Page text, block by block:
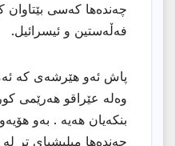
چەندەها کەسی بێتاوان
فەڵەستین و ئیسرائیل.
پاش ئەو هێرشەی کە
وەلە عێراقو هەرێمی
بنکەیان هەیە . بەو
چەندەها میلیشیای تر